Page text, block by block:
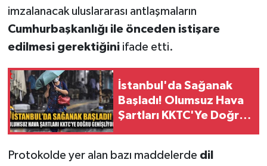
imzalanacak uluslararası antlaşmaların
Cumhurbaşkanlığı ile önceden istişare
edilmesi gerektiğiniifade etti.
İstanbul'da Sağanak
Başladı! Olumsuz Hava
Şartları KKTC'Ye Doğru
Protokolde yer alan bazı maddelerde dil